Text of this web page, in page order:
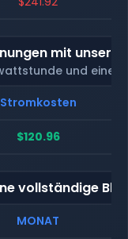
mit
und
Stromkosten
$120.96
vollständige
MONAT